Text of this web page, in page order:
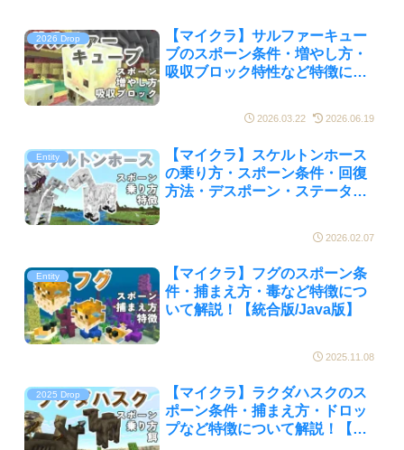
2026 Drop
【マイクラ】サルファーキュー
ブのスポーン条件・増やし方・
吸収ブロック特性など特徴につ
2026.03.22 2026.06.19
Entity
【マイクラ】スケルトンホース
の乗り方・スポーン条件・回復
方法・デスポーン・ステータス
2026.02.07
Entity
【マイクラ】フグのスポーン条
件・捕まえ方・毒など特徴につ
いて解説！【統合版/Java版】
2025.11.08
2025 Drop
【マイクラ】ラクダハスクのス
ポーン条件・捕まえ方・ドロッ
プなど特徴について解説！【統